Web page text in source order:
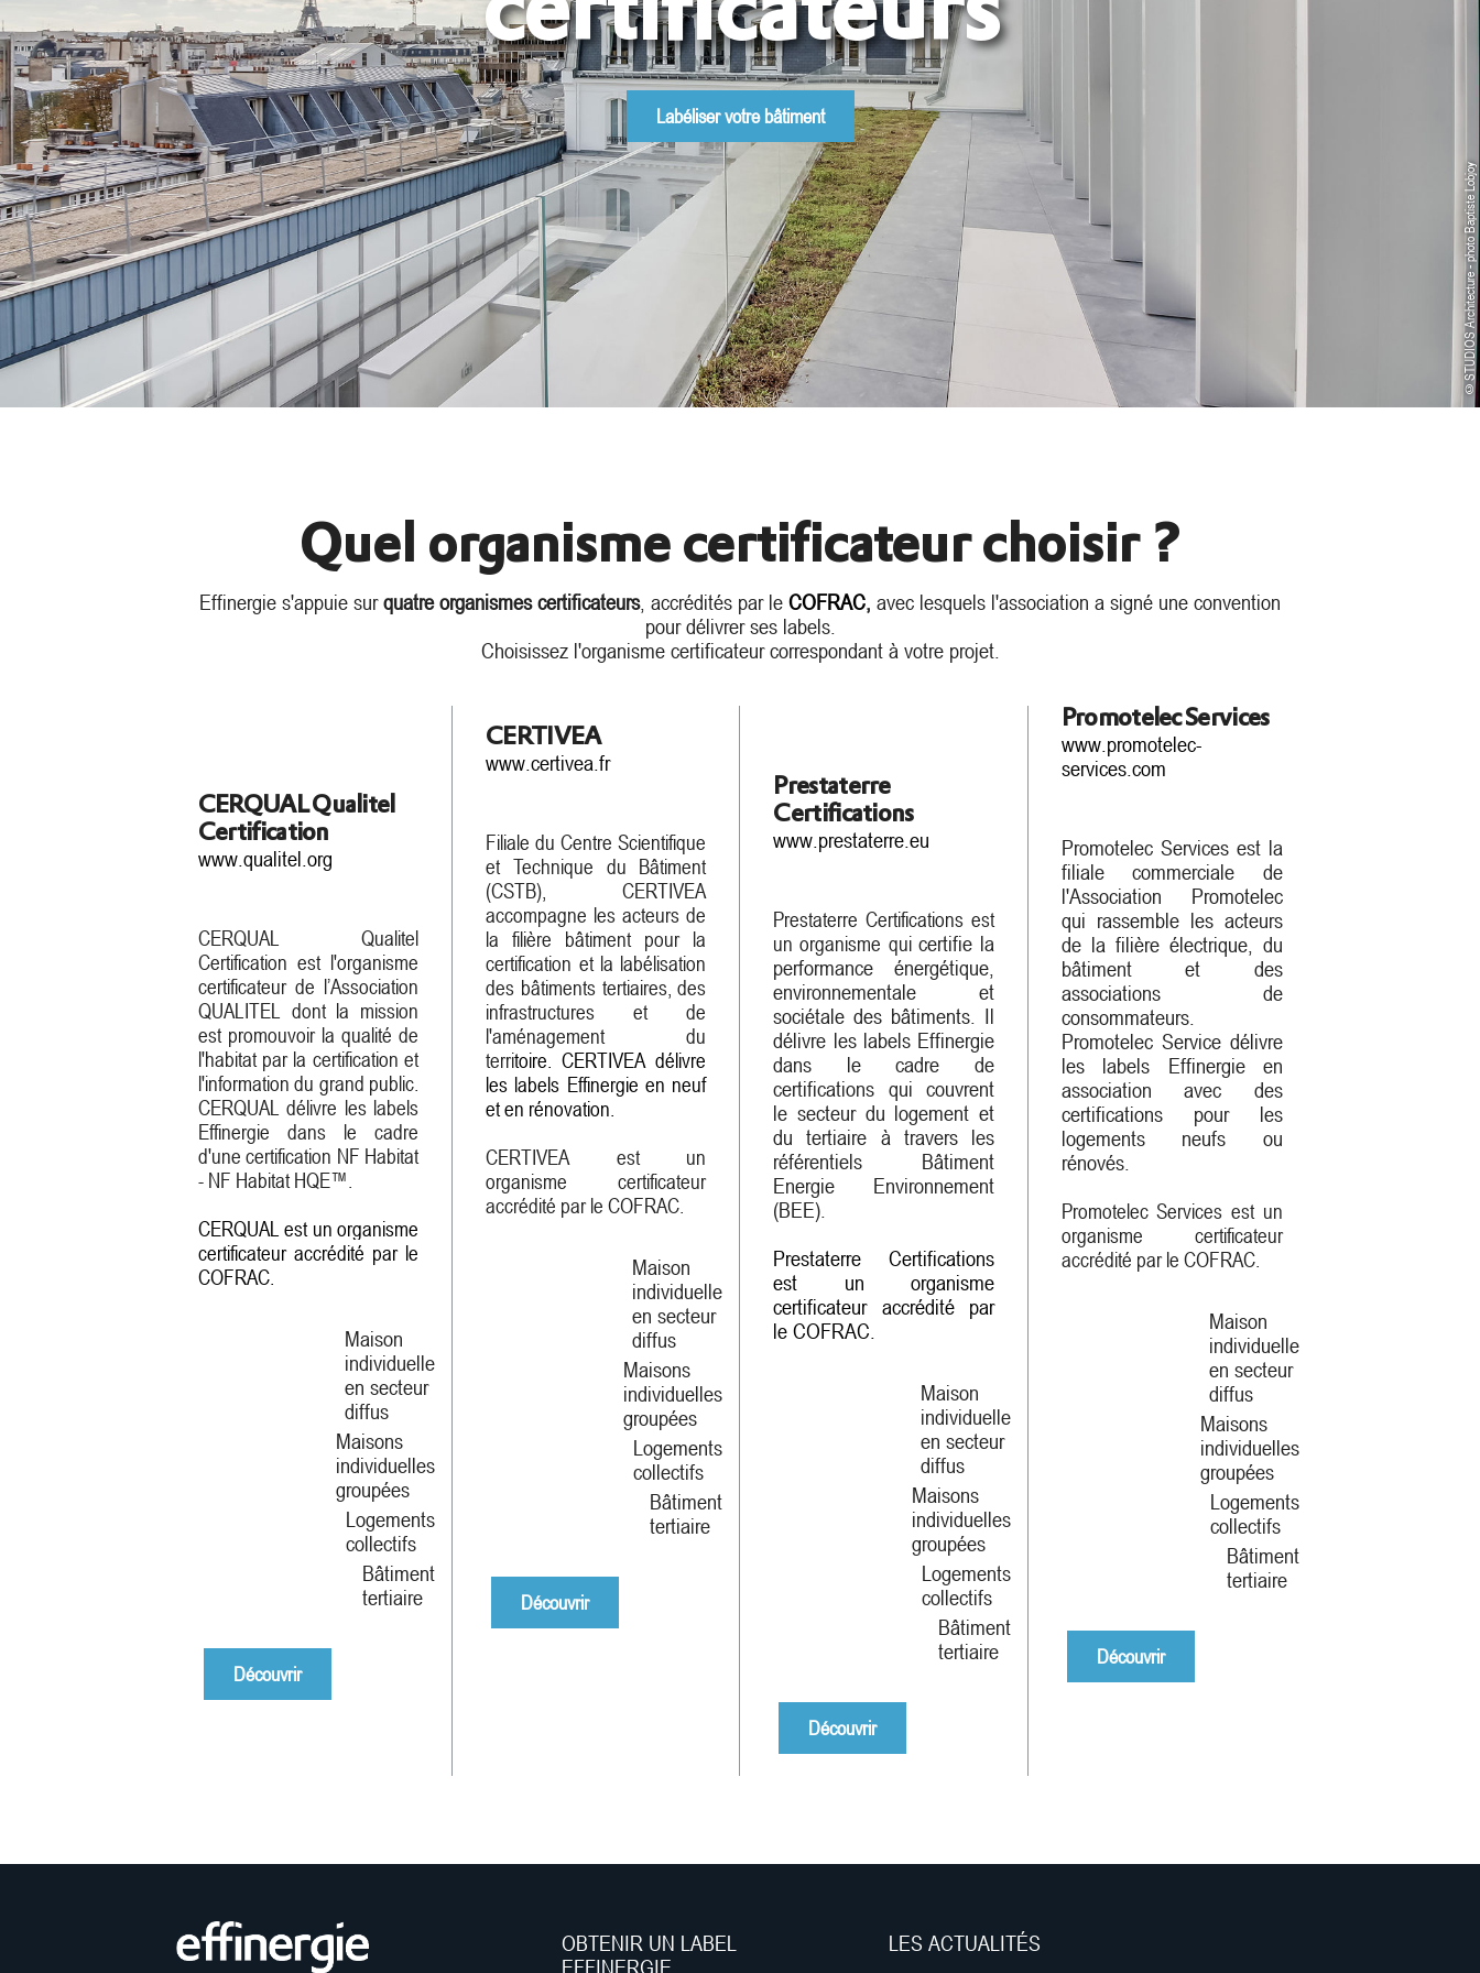
Labéliser votre bâtiment
©STUDIOS Architecture - photo Baptiste Lobjoy
Quel organismecertificateur choisir ?
Effinergie s'appuie surquatre organismes certificateurs, accrédités par leCOFRAC,avec lesquels l'association a signé une convention
pour délivrer ses labels.
Choisissez l'organisme certificateur correspondant à votre projet.
CERQUAL Qualitel
Certification
www.qualitel.org
CERQUAL Qualitel
Certification est l'organisme
certificateur de l’Association
QUALITEL dont la mission
est promouvoir la qualité de
l'habitat par la certification et
l'information du grand public.
CERQUAL délivre les labels
Effinergie dans le cadre
d'une certification NF Habitat
- NF Habitat HQE™.
CERQUAL est un organisme
certificateur accrédité par le
COFRAC.
Maison
individuelle
en secteur
diffus
Maisons
individuelles
groupées
Logements
collectifs
Bâtiment
tertiaire
Découvrir
CERTIVEA
www.certivea.fr
Filiale du Centre Scientifique
et Technique du Bâtiment
(CSTB), CERTIVEA
accompagne les acteurs de
la filière bâtiment pour la
certification et la labélisation
des bâtiments tertiaires, des
infrastructures et de
l'aménagement du
territoire.CERTIVEA délivre
les labels Effinergie en neuf
et en rénovation.
CERTIVEA est un
organisme certificateur
accrédité par le COFRAC.
Maison
individuelle
en secteur
diffus
Maisons
individuelles
groupées
Logements
collectifs
Bâtiment
tertiaire
Découvrir
Prestaterre
Certifications
www.prestaterre.eu
Prestaterre Certifications est
un organisme qui certifie la
performance énergétique,
environnementale et
sociétale des bâtiments. Il
délivre les labels Effinergie
dans le cadre de
certifications qui couvrent
le secteur du logement et
du tertiaire à travers les
référentiels Bâtiment
Energie Environnement
(BEE).
Prestaterre Certifications
est un organisme
certificateur accrédité par
le COFRAC.
Maison
individuelle
en secteur
diffus
Maisons
individuelles
groupées
Logements
collectifs
Bâtiment
tertiaire
Découvrir
Promotelec Services
www.promotelec-
services.com
Promotelec Services est la
filiale commerciale de
l'Association Promotelec
qui rassemble les acteurs
de la filière électrique, du
bâtiment et des
associations de
consommateurs.
Promotelec Service délivre
les labels Effinergie en
association avec des
certifications pour les
logements neufs ou
rénovés.
Promotelec Services est un
organisme certificateur
accrédité par le COFRAC.
Maison
individuelle
en secteur
diffus
Maisons
individuelles
groupées
Logements
collectifs
Bâtiment
tertiaire
Découvrir
OBTENIR UN LABEL
EFFINERGIE
LES ACTUALITÉS